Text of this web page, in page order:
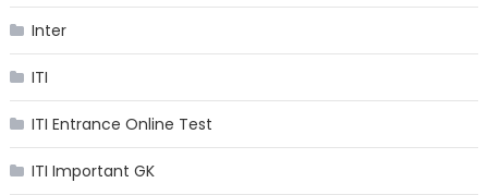
Inter
ITI
ITI Entrance Online Test
ITI Important GK